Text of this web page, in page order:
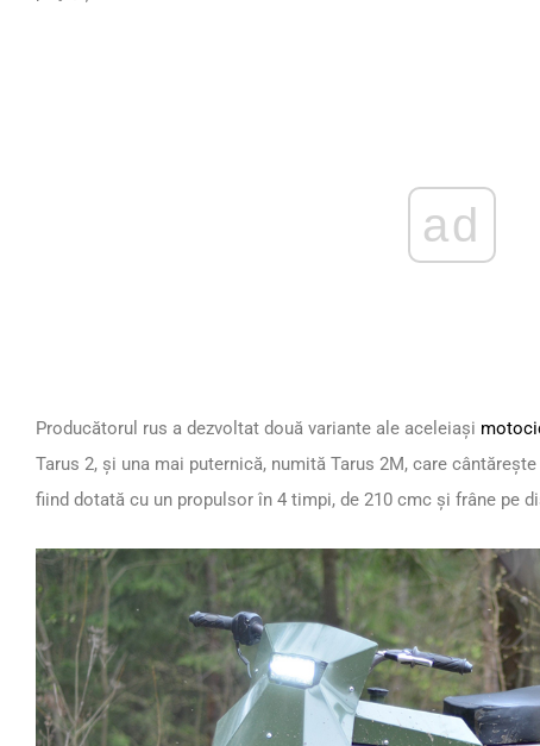
ad
Producătorul rus a dezvoltat două variante ale aceleiași
Tarus 2, și una mai puternică, numită Tarus 2M, care
fiind dotată cu un propulsor în 4 timpi, de 210 cmc și frâne pe